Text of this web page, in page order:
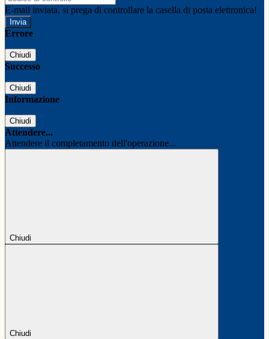
E-mail inviata, si prega di controllare la casella di posta elettronica!
Errore
Chiudi
Successo
Chiudi
Informazione
Chiudi
Attendere...
Attendere il completamento dell'operazione...
Chiudi
Chiudi